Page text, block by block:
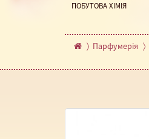
ПОБУТОВА ХІМІЯ
Парфумерія